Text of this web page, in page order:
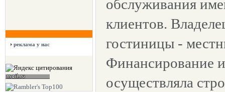
реклама у нас
обслуживания
клиентов.
гостиницы -
Финансирование
осуществляла